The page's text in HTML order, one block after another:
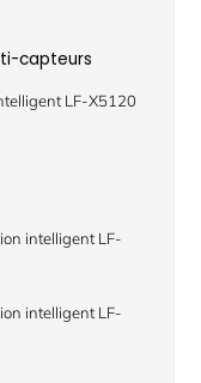
capteurs
LF-X5120
intelligent LF-
intelligent LF-